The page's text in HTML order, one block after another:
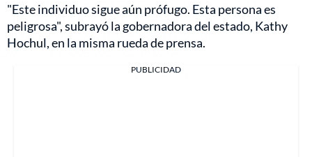
"Este individuo sigue aún prófugo. Esta persona es
peligrosa", subrayó la gobernadora del estado, Kathy
Hochul, en la misma rueda de prensa.
PUBLICIDAD